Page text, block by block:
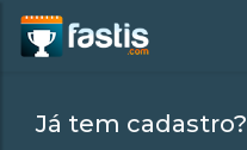
Já tem cadastro?